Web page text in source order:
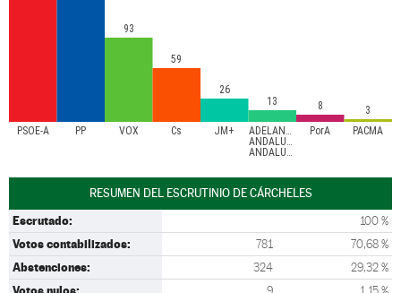
PSOE-A PP VOX Cs JM+
ADELANTE
ANDALUCÍA-
ANDALUCISTAS
PorA PACMA
93
59
26
13
8 3
RESUMEN DEL ESCRUTINIO DE CÁRCHELES
Escrutado: 100 %
Votos contabilizados: 781 70,68 %
Abstenciones: 324 29,32 %